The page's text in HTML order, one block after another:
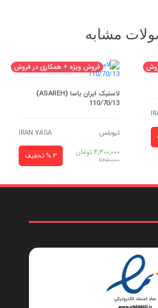
مشابه
لاستیک ایران یاسا (ASAREH)
110/70/13
تیوبلس
IRAN YASA
4,300,000 تومان
4,450,000 3 % تخفیف
فروش ویژه + همکاری در فروش